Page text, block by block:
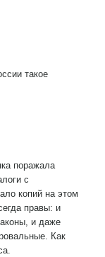
такое
поражала
с
копий на этом
правы: и
и даже
Как